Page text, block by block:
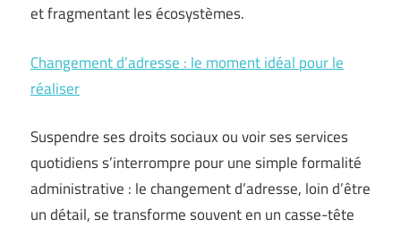
et fragmentant les écosystèmes.
Changement d’adresse : le moment idéal pour le
réaliser
Suspendre ses droits sociaux ou voir ses services
quotidiens s’interrompre pour une simple formalité
administrative : le changement d’adresse, loin d’être
un détail, se transforme souvent en un casse-tête